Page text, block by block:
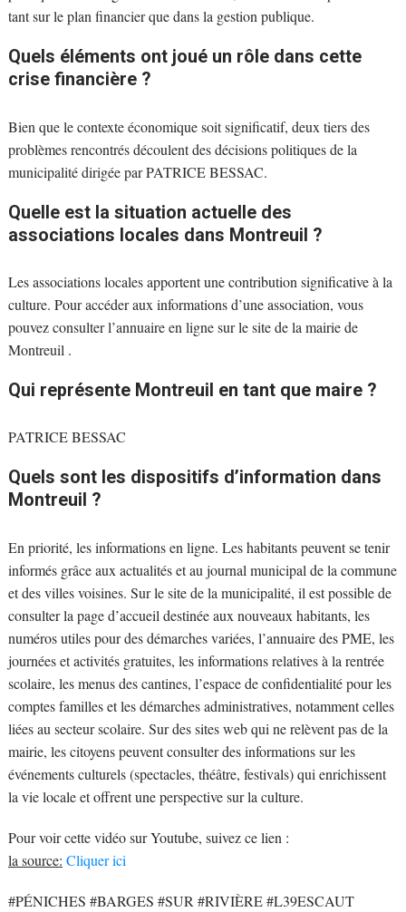
tant sur le plan financier que dans la gestion publique.
Quels éléments ont joué un rôle dans cette
crise financière ?
Bien que le contexte économique soit significatif, deux tiers des
problèmes rencontrés découlent des décisions politiques de la
municipalité dirigée par PATRICE BESSAC.
Quelle est la situation actuelle des
associations locales dans Montreuil ?
Les associations locales apportent une contribution significative à la
culture. Pour accéder aux informations d’une association, vous
pouvez consulter l’annuaire en ligne sur le site de la mairie de
Montreuil .
Qui représente Montreuil en tant que maire ?
PATRICE BESSAC
Quels sont les dispositifs d’information dans
Montreuil ?
En priorité, les informations en ligne. Les habitants peuvent se tenir
informés grâce aux actualités et au journal municipal de la commune
et des villes voisines. Sur le site de la municipalité, il est possible de
consulter la page d’accueil destinée aux nouveaux habitants, les
numéros utiles pour des démarches variées, l’annuaire des PME, les
journées et activités gratuites, les informations relatives à la rentrée
scolaire, les menus des cantines, l’espace de confidentialité pour les
comptes familles et les démarches administratives, notamment celles
liées au secteur scolaire. Sur des sites web qui ne relèvent pas de la
mairie, les citoyens peuvent consulter des informations sur les
événements culturels (spectacles, théâtre, festivals) qui enrichissent
la vie locale et offrent une perspective sur la culture.
Pour voir cette vidéo sur Youtube, suivez ce lien :
la source: Cliquer ici
#PÉNICHES #BARGES #SUR #RIVIÈRE #L39ESCAUT